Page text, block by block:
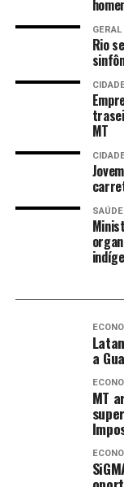
GERAL
Rio
MT
SAÚDE
a
MT